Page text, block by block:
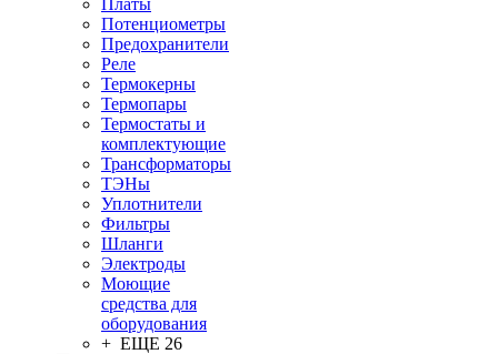
Платы
Потенциометры
Предохранители
Реле
Термокерны
Термопары
Термостаты и
комплектующие
Трансформаторы
ТЭНы
Уплотнители
Фильтры
Шланги
Электроды
Моющие
средства для
оборудования
+ ЕЩЕ 26